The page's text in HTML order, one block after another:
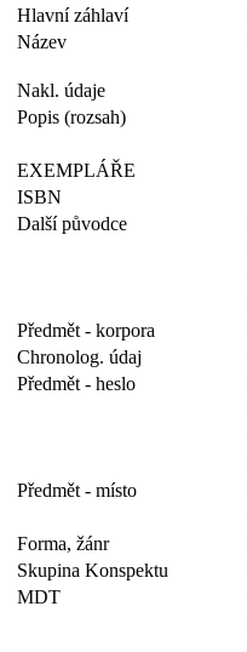
Hlavní záhlaví
Název
Nakl. údaje
Popis (rozsah)
EXEMPLÁŘE
ISBN
Další původce
Předmět - korpora
Chronolog. údaj
Předmět - heslo
Předmět - místo
Forma, žánr
Skupina Konspektu
MDT